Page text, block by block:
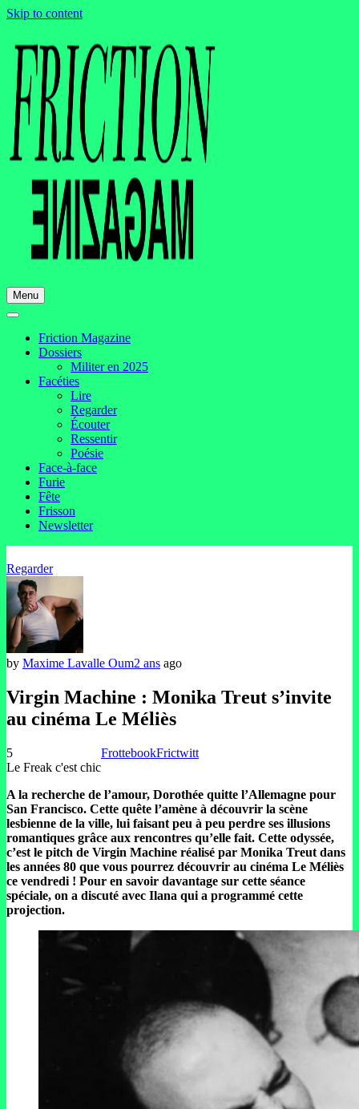
Skip to content
Menu
Friction Magazine
Dossiers
Militer en 2025
Facéties
Lire
Regarder
Écouter
Ressentir
Poésie
Face-à-face
Furie
Fête
Frisson
Newsletter
Regarder
by Maxime Lavalle Oum2 ans ago
Virgin Machine : Monika Treut s’invite
au cinéma Le Méliès
5
Le Freak c'est chic
FrottebookFrictwitt
A la recherche de l’amour, Dorothée quitte l’Allemagne pour
San Francisco. Cette quête l’amène à découvrir la scène
lesbienne de la ville, lui faisant peu à peu perdre ses illusions
romantiques grâce aux rencontres qu’elle fait. Cette odyssée,
c’est le pitch de Virgin Machine réalisé par Monika Treut dans
les années 80 que vous pourrez découvrir au cinéma Le Méliès
ce vendredi ! Pour en savoir davantage sur cette séance
spéciale, on a discuté avec Ilana qui a programmé cette
projection.